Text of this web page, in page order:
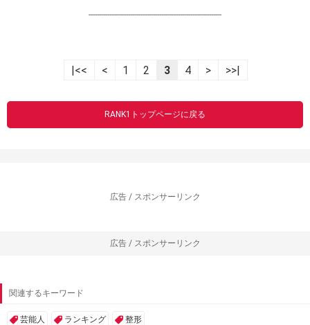
----------------------------------------------------------------
|<< < 1 2 3 4 > >>|
RANK1トップページに戻る
広告 / スポンサーリンク
広告 / スポンサーリンク
関連するキーワード
芸能人 ランキング 整形